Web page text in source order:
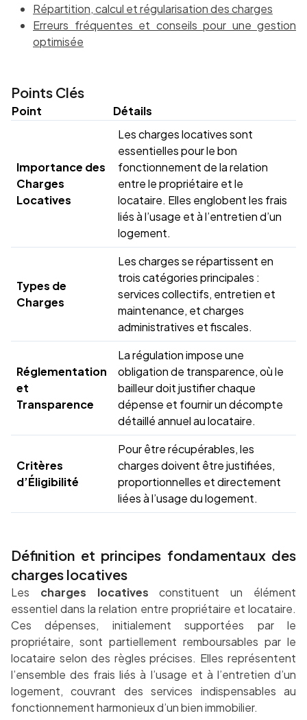
Répartition, calcul et régularisation des charges
Erreurs fréquentes et conseils pour une gestion
optimisée
Points Clés
Point Détails
Importance des
Charges
Locatives
Les charges locatives sont
essentielles pour le bon
fonctionnement de la relation
entre le propriétaire et le
locataire. Elles englobent les frais
liés à l’usage et à l’entretien d’un
logement.
Types de
Charges
Les charges se répartissent en
trois catégories principales :
services collectifs, entretien et
maintenance, et charges
administratives et fiscales.
Réglementation
et
Transparence
La régulation impose une
obligation de transparence, où le
bailleur doit justifier chaque
dépense et fournir un décompte
détaillé annuel au locataire.
Critères
d’Éligibilité
Pour être récupérables, les
charges doivent être justifiées,
proportionnelles et directement
liées à l’usage du logement.
Définition et principes fondamentaux des
charges locatives
Les charges locatives constituent un élément
essentiel dans la relation entre propriétaire et locataire.
Ces dépenses, initialement supportées par le
propriétaire, sont partiellement remboursables par le
locataire selon des règles précises. Elles représentent
l’ensemble des frais liés à l’usage et à l’entretien d’un
logement, couvrant des services indispensables au
fonctionnement harmonieux d’un bien immobilier.